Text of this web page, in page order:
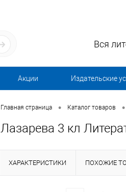
Вся
Акции Издательские
Главная страница • Каталог товаров •
Лазарева 3 кл
ХАРАКТЕРИСТИКИ ПОХОЖИЕ